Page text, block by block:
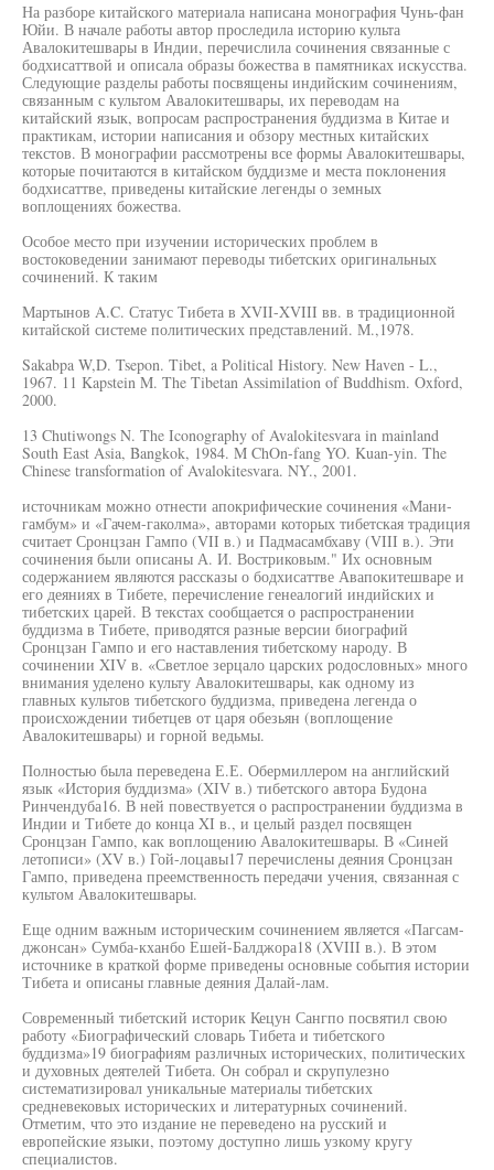
На разборе китайского материала написана монография Чунь-фан
Юйи. В начале работы автор проследила историю культа
Авалокитешвары в Индии, перечислила сочинения связанные с
бодхисаттвой и описала образы божества в памятниках искусства.
Следующие разделы работы посвящены индийским сочинениям,
связанным с культом Авалокитешвары, их переводам на
китайский язык, вопросам распространения буддизма в Китае и
практикам, истории написания и обзору местных китайских
текстов. В монографии рассмотрены все формы Авалокитешвары,
которые почитаются в китайском буддизме и места поклонения
бодхисаттве, приведены китайские легенды о земных
воплощениях божества.
Особое место при изучении исторических проблем в
востоковедении занимают переводы тибетских оригинальных
сочинений. К таким
Мартынов A.C. Статус Тибета в XVII-XVIII вв. в традиционной
китайской системе политических представлений. М.,1978.
Sakabpa W,D. Tsepon. Tibet, a Political History. New Haven - L.,
1967. 11 Kapstein M. The Tibetan Assimilation of Buddhism. Oxford,
2000.
13 Chutiwongs N. The Iconography of Avalokitesvara in mainland
South East Asia, Bangkok, 1984. M ChOn-fang YO. Kuan-yin. The
Chinese transformation of Avalokitesvara. NY., 2001.
источникам можно отнести апокрифические сочинения «Мани-
гамбум» и «Гачем-гаколма», авторами которых тибетская традиция
считает Сронцзан Гампо (VII в.) и Падмасамбхаву (VIII в.). Эти
сочинения были описаны А. И. Востриковым." Их основным
содержанием являются рассказы о бодхисаттве Авапокитешваре и
его деяниях в Тибете, перечисление генеалогий индийских и
тибетских царей. В текстах сообщается о распространении
буддизма в Тибете, приводятся разные версии биографий
Сронцзан Гампо и его наставления тибетскому народу. В
сочинении XIV в. «Светлое зерцало царских родословных» много
внимания уделено культу Авалокитешвары, как одному из
главных культов тибетского буддизма, приведена легенда о
происхождении тибетцев от царя обезьян (воплощение
Авалокитешвары) и горной ведьмы.
Полностью была переведена Е.Е. Обермиллером на английский
язык «История буддизма» (XIV в.) тибетского автора Будона
Ринчендуба16. В ней повествуется о распространении буддизма в
Индии и Тибете до конца XI в., и целый раздел посвящен
Сронцзан Гампо, как воплощению Авалокитешвары. В «Синей
летописи» (XV в.) Гой-лоцавы17 перечислены деяния Сронцзан
Гампо, приведена преемственность передачи учения, связанная с
культом Авалокитешвары.
Еще одним важным историческим сочинением является «Пагсам-
джонсан» Сумба-кханбо Ешей-Балджора18 (XVIII в.). В этом
источнике в краткой форме приведены основные события истории
Тибета и описаны главные деяния Далай-лам.
Современный тибетский историк Кецун Сангпо посвятил свою
работу «Биографический словарь Тибета и тибетского
буддизма»19 биографиям различных исторических, политических
и духовных деятелей Тибета. Он собрал и скрупулезно
систематизировал уникальные материалы тибетских
средневековых исторических и литературных сочинений.
Отметим, что это издание не переведено на русский и
европейские языки, поэтому доступно лишь узкому кругу
специалистов.